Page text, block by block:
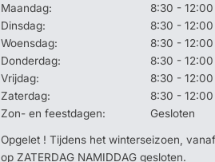
Maandag:
8:30 -
Dinsdag:
8:30 -
Woensdag:
8:30 -
Donderdag:
8:30 -
Vrijdag:
8:30 -
Zaterdag:
8:30 -
Zon- en feestdagen:
Gesloten
Opgelet ! Tijdens het winterseizoen,
op ZATERDAG NAMIDDAG gesloten.